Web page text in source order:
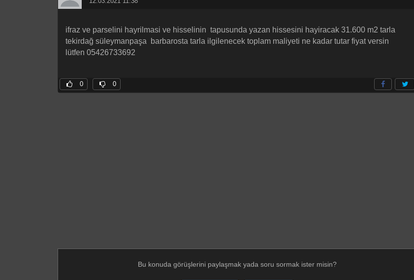
ifraz ve parselini hayrilmasi ve hisselinin tapusunda yazan hissesini hayiracak 31.600 m2 tarla
tekirdağ süleymanpaşa barbarosta tarla ilgilenecek toplam maliyeti ne kadar tutar fiyat versin
lütfen 05426733692
0 0
Bu konuda görüşlerini paylaşmak yada soru sormak ister misin?